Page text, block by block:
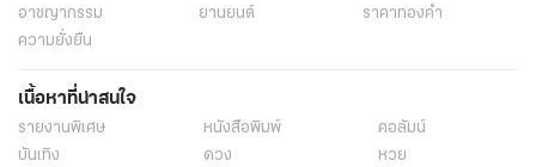
อาชญากรรม
ยานยนต์
ราคาทองคำ
ความยั่งยืน
เนื้อหาที่น่าสนใจ
รายงานพิเศษ หนังสือพิมพ์
คอลัมน์
บันเทิง
ดวง
หวย